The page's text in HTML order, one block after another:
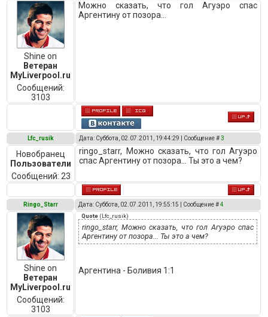
Shine on
Ветеран
MyLiverpool.ru
Сообщений:
3103
Можно сказать, что гол Агуэро спас
Аргентину от позора...
Lfc_rusik Дата: Суббота, 02.07.2011, 19:44:29 | Сообщение #3
Новобранец
Пользователи
Сообщений: 23
ringo_starr, Можно сказать, что гол Агуэро
спас Аргентину от позора... Ты это а чем?
Ringo_Starr Дата: Суббота, 02.07.2011, 19:55:15 | Сообщение #4
Shine on
Ветеран
MyLiverpool.ru
Сообщений:
3103
Quote (Lfc_rusik)
ringo_starr, Можно сказать, что гол Агуэро спас
Аргентину от позора... Ты это а чем?
Аргентина - Боливия 1:1